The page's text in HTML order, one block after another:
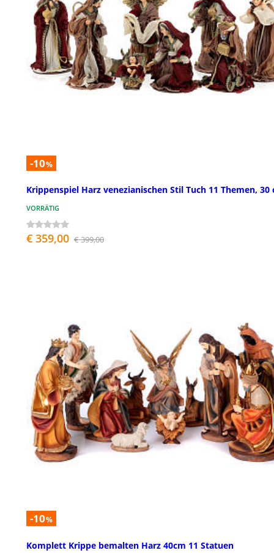
-10%
Krippenspiel Harz venezianischen Stil Tuch 11 Themen, 30
VORRÄTIG
€ 359,00 € 399,00
-10%
Komplett Krippe bemalten Harz 40cm 11 Statuen